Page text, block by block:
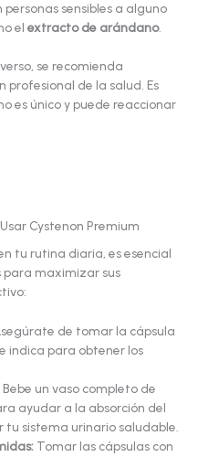
personas sensibles a alguno
elextracto de arándano.
se recomienda
profesional de la salud. Es
es único y puede reaccionar
Cystenon Premium
tu rutina diaria, es esencial
para maximizar sus
de tomar la cápsula
indica para obtener los
Bebe un vaso completo de
ayudar a la absorción del
sistema urinario saludable.
Tomar las cápsulas con